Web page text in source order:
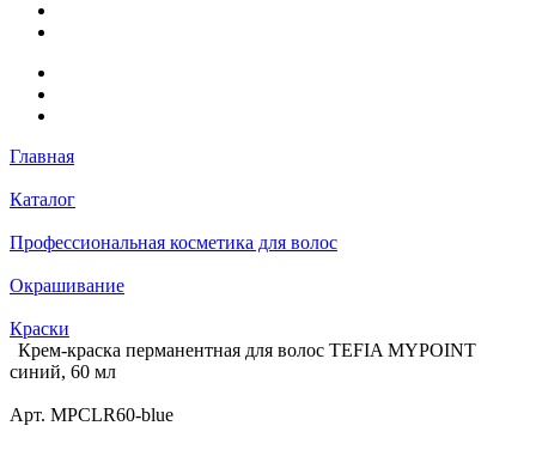
Главная
Каталог
Профессиональная косметика для волос
Окрашивание
Краски
Крем-краска перманентная для волос TEFIA MYPOINT
синий, 60 мл
Арт. MPCLR60-blue